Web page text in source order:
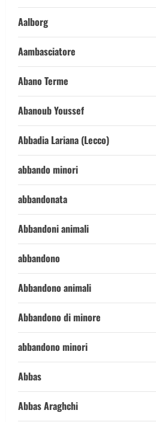
Aalborg
Aambasciatore
Abano Terme
Abanoub Youssef
Abbadia Lariana (Lecco)
abbando minori
abbandonata
Abbandoni animali
abbandono
Abbandono animali
Abbandono di minore
abbandono minori
Abbas
Abbas Araghchi